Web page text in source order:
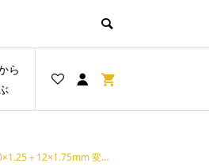
ら
変換アダプター付き)